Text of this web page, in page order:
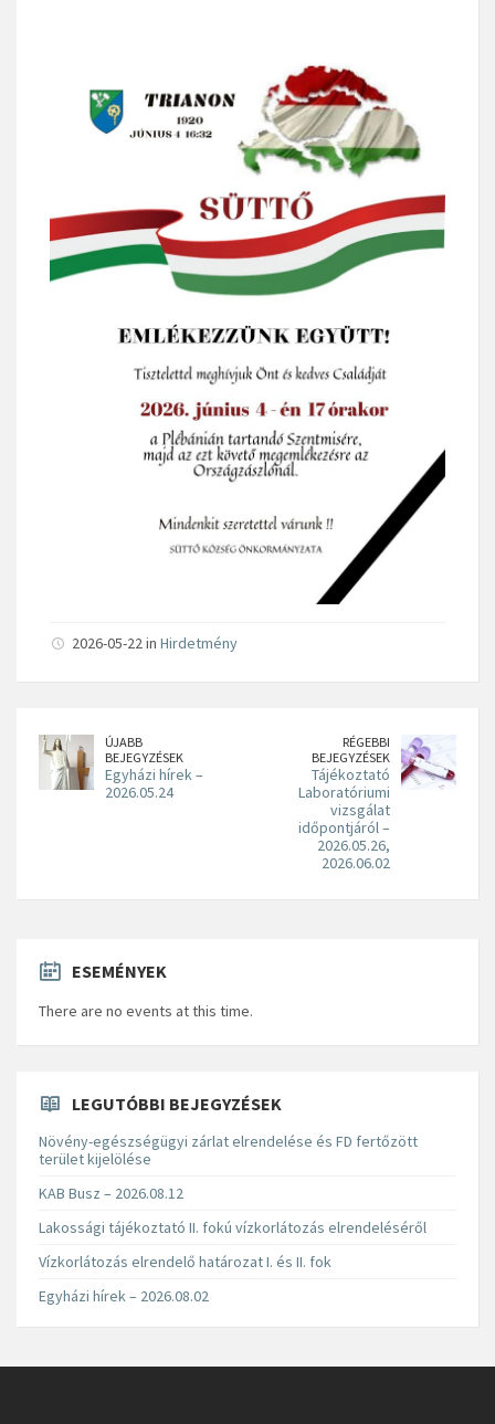
2026-05-22 in Hirdetmény
ÚJABB
BEJEGYZÉSEK
Egyházi hírek –
2026.05.24
RÉGEBBI
BEJEGYZÉSEK
Tájékoztató
Laboratóriumi
vizsgálat
időpontjáról –
2026.05.26,
2026.06.02
ESEMÉNYEK
There are no events at this time.
LEGUTÓBBI BEJEGYZÉSEK
Növény-egészségügyi zárlat elrendelése és FD fertőzött
terület kijelölése
KAB Busz – 2026.08.12
Lakossági tájékoztató II. fokú vízkorlátozás elrendeléséről
Vízkorlátozás elrendelő határozat I. és II. fok
Egyházi hírek – 2026.08.02